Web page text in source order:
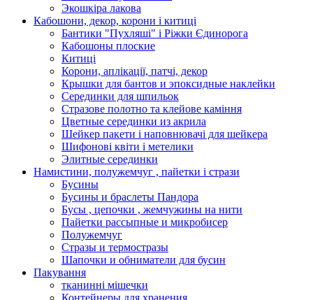
Экошкiра лакова
Кабошони, декор, корони і китиці
Бантики "Пухляші" і Ріжки Єдинорога
Кабошоны плоские
Китиці
Корони, аплікації, патчі, декор
Крышки для бантов и эпоксидные наклейки
Серединки для шпильок
Стразове полотно та клейове каміння
Цветные серединки из акрила
Шейкер пакети і наповнювачі для шейкера
Шифонові квіти і метелики
Элитные серединки
Намистини, полужемчуг , пайетки і стрази
Бусины
Бусины и браслеты Пандора
Бусы , цепочки , жемчужины на нити
Пайетки рассыпные и микробисер
Полужемчуг
Стразы и термостразы
Шапочки и обниматели для бусин
Пакування
тканинні мішечки
Контейнеры для хранения